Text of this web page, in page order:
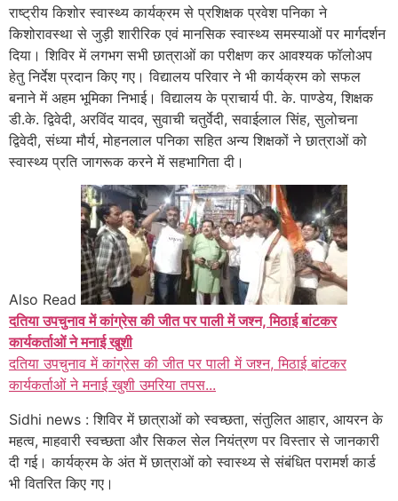
राष्ट्रीय किशोर स्वास्थ्य कार्यक्रम से प्रशिक्षक प्रवेश पनिका ने
किशोरावस्था से जुड़ी शारीरिक एवं मानसिक स्वास्थ्य समस्याओं पर मार्गदर्शन
दिया। शिविर में लगभग सभी छात्राओं का परीक्षण कर आवश्यक फॉलोअप
हेतु निर्देश प्रदान किए गए। विद्यालय परिवार ने भी कार्यक्रम को सफल
बनाने में अहम भूमिका निभाई। विद्यालय के प्राचार्य पी. के. पाण्डेय, शिक्षक
डी.के. द्विवेदी, अरविंद यादव, सुवाची चतुर्वेदी, सवाईलाल सिंह, सुलोचना
द्विवेदी, संध्या मौर्य, मोहनलाल पनिका सहित अन्य शिक्षकों ने छात्राओं को
स्वास्थ्य प्रति जागरूक करने में सहभागिता दी।
Also Read
दतिया उपचुनाव में कांग्रेस की जीत पर पाली में जश्न, मिठाई बांटकर
कार्यकर्ताओं ने मनाई खुशी
दतिया उपचुनाव में कांग्रेस की जीत पर पाली में जश्न, मिठाई बांटकर
कार्यकर्ताओं ने मनाई खुशी उमरिया तपस...
Sidhi news : शिविर में छात्राओं को स्वच्छता, संतुलित आहार, आयरन के
महत्व, माहवारी स्वच्छता और सिकल सेल नियंत्रण पर विस्तार से जानकारी
दी गई। कार्यक्रम के अंत में छात्राओं को स्वास्थ्य से संबंधित परामर्श कार्ड
भी वितरित किए गए।